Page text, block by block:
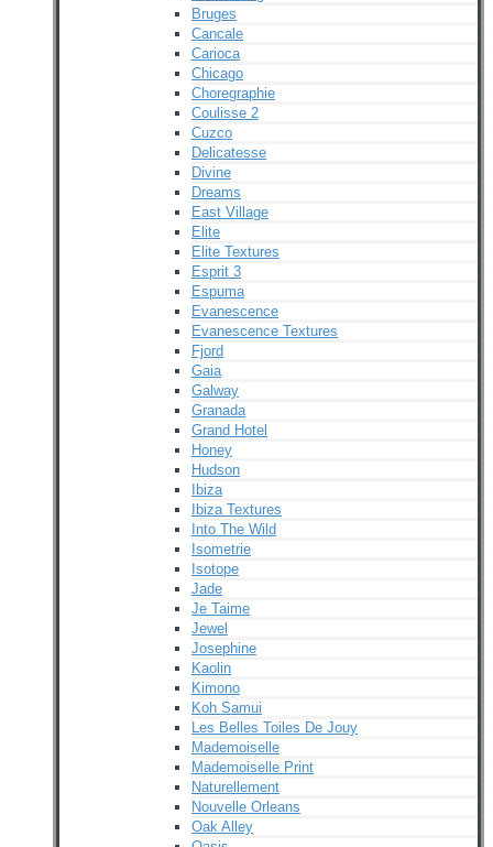
Bruges
Cancale
Carioca
Chicago
Choregraphie
Coulisse 2
Cuzco
Delicatesse
Divine
Dreams
East Village
Elite
Elite Textures
Esprit 3
Espuma
Evanescence
Evanescence Textures
Fjord
Gaia
Galway
Granada
Grand Hotel
Honey
Hudson
Ibiza
Ibiza Textures
Into The Wild
Isometrie
Isotope
Jade
Je Taime
Jewel
Josephine
Kaolin
Kimono
Koh Samui
Les Belles Toiles De Jouy
Mademoiselle
Mademoiselle Print
Naturellement
Nouvelle Orleans
Oak Alley